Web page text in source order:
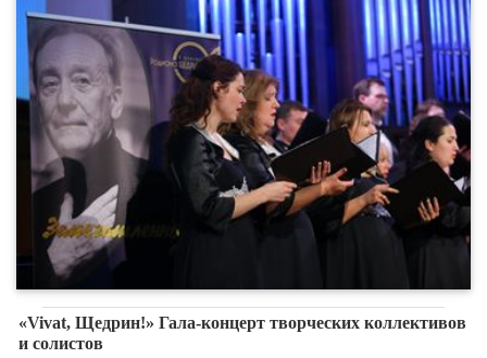
«Vivat, Щедрин!» Гала-концерт творческих коллективов
и солистов